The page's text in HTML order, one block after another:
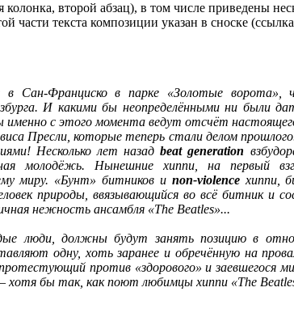
второй абзац), в том числе приведены
текста композиции указан в сноске (ссылка
в Сан-Франциско в парке «Золотые ворота»,
И какими бы неопределёнными ни были
с этого момента ведут отсчёт
Пресли, которые теперь стали делом
Несколько лет назадbeat generation
молодёжь. Нынешние хиппи, на первый
миру. «Бунт» битников и non-violenceхиппи,
природы, ввязывающийся во всё битник и
нежность ансамбля «The Beatles»...
люди, должны будут занять позицию в
одну, хоть заранее и обречённую на
против «здорового» и заевшегося
хотя бы так, как поют любимцы хиппи «The